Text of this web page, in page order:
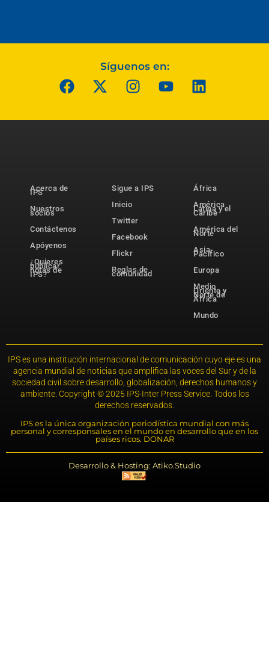
Síguenos en:
Acerca de
IPS
Nuestros
socios
Contáctenos
Apóyenos
¿Quieres
publicar
notas de
IPS?
Sigue a IPS
Inicio
Twitter
Facebook
Flickr
Reglas de
comunidad
África
América
Latina y el
Caribe
América del
Norte
Asia-
Pacífico
Europa
Medio
Oriente y
Norte de
África
Mundo
IPS es una institución internacional de comunicación cuyo eje es una
agencia mundial de noticias que amplifica las voces del Sur y de la
sociedad civil sobre desarrollo, globalización, derechos humanos y
ambiente. Copyright © 2025 IPS-Inter Press Service. Todos los
derechos reservados.
IPS es la única organización periodística mundial con más
personal y corresponsales en el mundo en desarrollo que en los
países ricos. DONAR
Desarrollo & Hosting: Atiko.Studio